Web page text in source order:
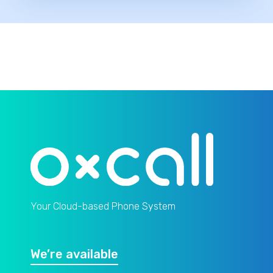
Your Cloud-based Phone System
We’re available